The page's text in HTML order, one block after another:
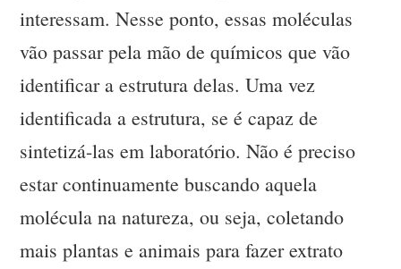
interessam. Nesse ponto, essas moléculas
vão passar pela mão de químicos que vão
identificar a estrutura delas. Uma vez
identificada a estrutura, se é capaz de
sintetizá-las em laboratório. Não é preciso
estar continuamente buscando aquela
molécula na natureza, ou seja, coletando
mais plantas e animais para fazer extrato